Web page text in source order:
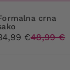
€48,99 €